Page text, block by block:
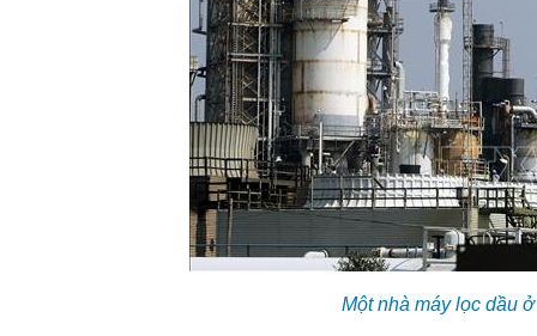
Một nhà máy lọc dầu